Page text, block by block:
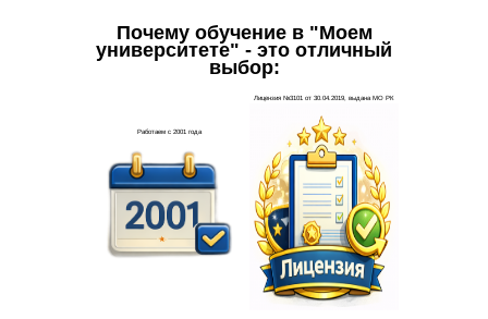
Почему обучение в "Моем
университете" - это отличный
выбор: